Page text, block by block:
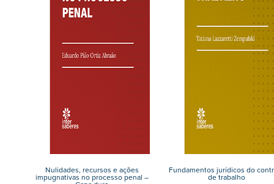
Fundamentos jurídicos do
de trabalho
Nulidades, recursos e ações
impugnativas no processo penal –